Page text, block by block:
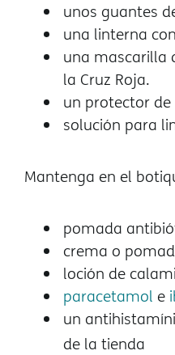
unos guantes
una linterna
una mascarilla
la Cruz Roja.
un protector de
solución para
Mantenga en el
pomada
crema o
loción de
paracetamol e
un
de la tienda